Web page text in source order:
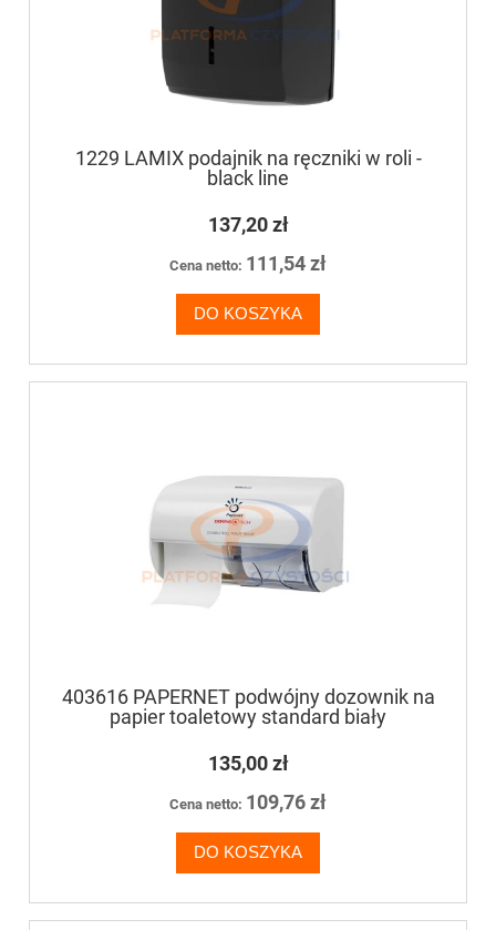
1229 LAMIX podajnik na ręczniki w roli -
black line
137,20 zł
Cena netto: 111,54 zł
DO KOSZYKA
403616 PAPERNET podwójny dozownik na
papier toaletowy standard biały
135,00 zł
Cena netto: 109,76 zł
DO KOSZYKA